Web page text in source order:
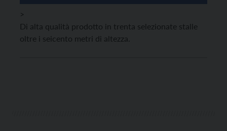
>
Di alta qualità prodotto in trenta selezionate stalle
oltre i seicento metri di altezza.